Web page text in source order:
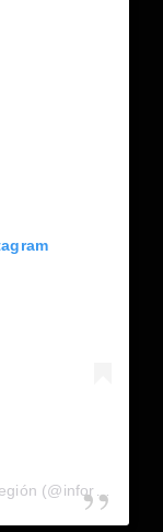
Una publicación compartida por Info Región (@inforegion_redes)